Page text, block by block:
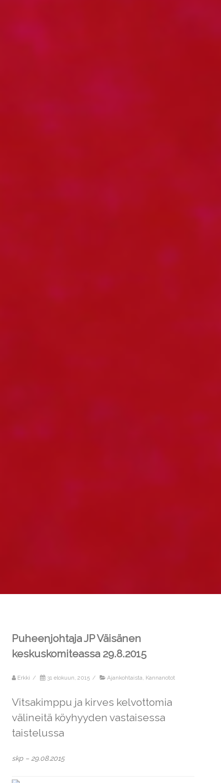
Puheenjohtaja JP Väisänen
keskuskomiteassa 29.8.2015
Erkki / 31 elokuun, 2015 / Ajankohtaista, Kannanotot
Vitsakimppu ja kirves kelvottomia
välineitä köyhyyden vastaisessa
taistelussa
skp – 29.08.2015